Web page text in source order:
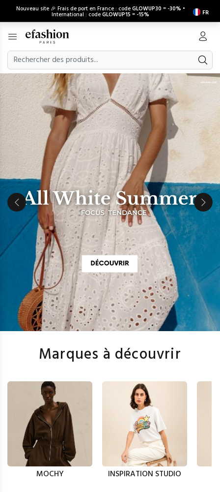
Nouveau site 🎉 Frais de port en France : codeGLOWUP30 = -30% •
International : codeGLOWUP15 = -15% FR
Marques à découvrir
MOCHY INSPIRATION STUDIO